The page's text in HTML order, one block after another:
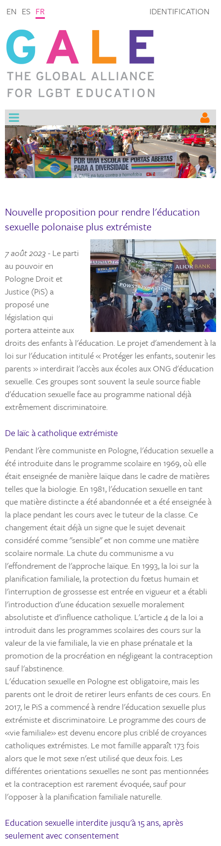
EN ES FR IDENTIFICATION
Nouvelle proposition pour rendre l'éducation
sexuelle polonaise plus extrémiste
7 août 2023 - Le parti
au pouvoir en
Pologne Droit et
Justice (PiS) a
proposé une
législation qui
portera atteinte aux
droits des enfants à l'éducation. Le projet d'amendement à la
loi sur l'éducation intitulé « Protéger les enfants, soutenir les
parents » interdirait l'accès aux écoles aux ONG d'éducation
sexuelle. Ces groupes sont souvent la seule source fiable
d'éducation sexuelle face au programme national déjà
extrêmement discriminatoire.
De laïc à catholique extrémiste
Pendant l'ère communiste en Pologne, l'éducation sexuelle a
été introduite dans le programme scolaire en 1969, où elle
était enseignée de manière laïque dans le cadre de matières
telles que la biologie. En 1981, l'éducation sexuelle en tant
que matière distincte a été abandonnée et a été enseignée à
la place pendant les cours avec le tuteur de la classe. Ce
changement était déjà un signe que le sujet devenait
considéré comme "sensible" et non comme une matière
scolaire normale. La chute du communisme a vu
l'effondrement de l'approche laïque. En 1993, la loi sur la
planification familiale, la protection du fœtus humain et
l'interruption de grossesse est entrée en vigueur et a établi
l'introduction d'une éducation sexuelle moralement
absolutiste et d'influence catholique. L'article 4 de la loi a
introduit dans les programmes scolaires des cours sur la
valeur de la vie familiale, la vie en phase prénatale et la
promotion de la procréation en négligeant la contraception
sauf l'abstinence.
L'éducation sexuelle en Pologne est obligatoire, mais les
parents ont le droit de retirer leurs enfants de ces cours. En
2017, le PiS a commencé à rendre l'éducation sexuelle plus
extrémiste et discriminatoire. Le programme des cours de
«vie familiale» est devenu encore plus criblé de croyances
catholiques extrémistes. Le mot famille apparaît 173 fois
alors que le mot sexe n'est utilisé que deux fois. Les
différentes orientations sexuelles ne sont pas mentionnées
et la contraception est rarement évoquée, sauf pour
l'opposer à la planification familiale naturelle.
Education sexuelle interdite jusqu'à 15 ans, après
seulement avec consentement